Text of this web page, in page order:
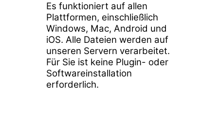
Es funktioniert auf allen
Plattformen, einschließlich
Windows, Mac, Android und
iOS. Alle Dateien werden auf
unseren Servern verarbeitet.
Für Sie ist keine Plugin- oder
Softwareinstallation
erforderlich.